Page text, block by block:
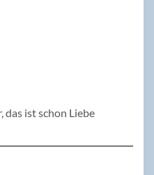
das ist schon Liebe